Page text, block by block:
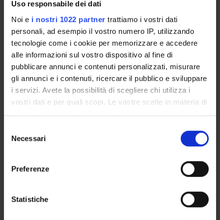
Uso responsabile dei dati
Noi e i nostri 1022 partner trattiamo i vostri dati
personali, ad esempio il vostro numero IP, utilizzando
tecnologie come i cookie per memorizzare e accedere
alle informazioni sul vostro dispositivo al fine di
pubblicare annunci e contenuti personalizzati, misurare
gli annunci e i contenuti, ricercare il pubblico e sviluppare
i servizi. Avete la possibilità di scegliere chi utilizza i
vostri dati e per quali scopi. Le vostre scelte in materia di
privacy sono applicabili solo su questa proprietà digitale
modificare o revocare il proprio consenso in qualsiasi
momento dalla Dichiarazione sui cookie o facendo clic
raccogliere informazioni sulla tua posizione
geografica, con un'approssimazione di qualche
delNecessari
Preferenze
Statistiche
Piani didattici
Calendario esami
Bacheca avvisi
Proposte tesi e stage
Docenti
OFFERTA FORMATIVA
DOTTORATI, MASTER E FORMAZIONE SUPERIORE
Contatti
Luoghi